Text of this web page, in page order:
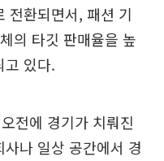
전환되면서, 패션 기
의 타깃 판매율을 높
고 있다.
전에 경기가 치뤄진
나 일상 공간에서 경